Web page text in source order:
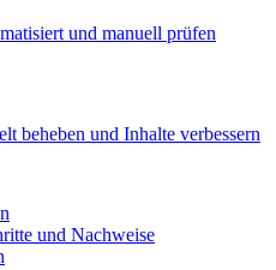
und manuell prüfen
beheben und Inhalte verbessern
und Nachweise